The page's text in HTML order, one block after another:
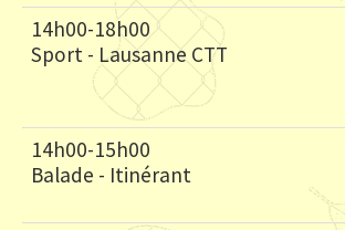
14h00-18h00
Sport - Lausanne CTT
14h00-15h00
Balade - Itinérant